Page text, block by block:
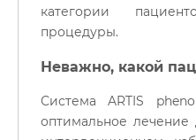
категории
процедуры.
Неважно, какой
Система ARTIS
оптимальное